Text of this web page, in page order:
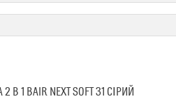
В 1 BAIR NEXT SOFT 31 СІРИЙ